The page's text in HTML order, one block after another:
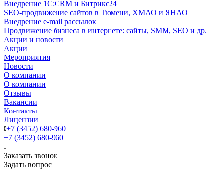
Внедрение 1C:CRM и Битрикс24
SEO-продвижение сайтов в Тюмени, ХМАО и ЯНАО
Внедрение e-mail рассылок
Продвижение бизнеса в интернете: сайты, SMM, SEO и др.
Акции и новости
Акции
Мероприятия
Новости
О компании
О компании
Отзывы
Вакансии
Контакты
Лицензии
+7 (3452) 680-960
+7 (3452) 680-960
Заказать звонок
Задать вопрос